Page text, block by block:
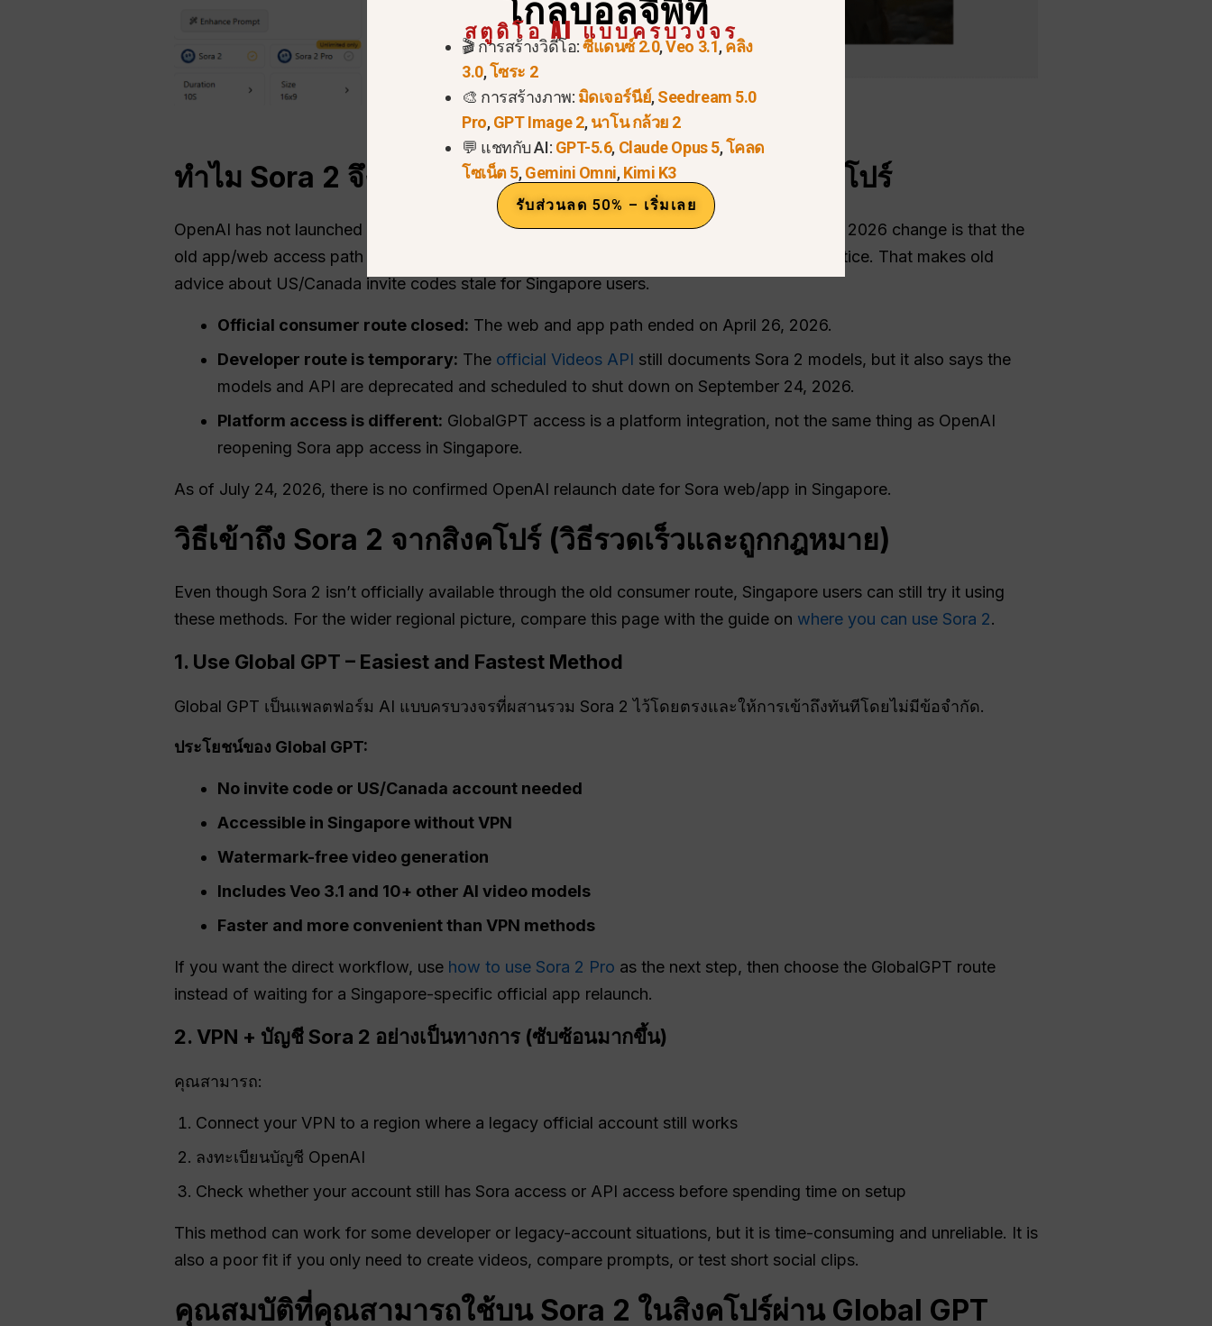
ลองใช้ Sora 2 Pro ตอนนี้ >
ทำไม Sora 2 จึงไม่มีให้บริการอย่างเป็นทางการในสิงคโปร์
OpenAI has not launched a fresh official Sora 2 consumer route for Singapore. The bigger 2026 change is that the
old app/web access path is no longer live at all, according to OpenAI’s discontinuation notice. That makes old
advice about US/Canada invite codes stale for Singapore users.
Official consumer route closed: The web and app path ended on April 26, 2026.
Developer route is temporary: The official Videos API still documents Sora 2 models, but it also says the
models and API are deprecated and scheduled to shut down on September 24, 2026.
Platform access is different: GlobalGPT access is a platform integration, not the same thing as OpenAI
reopening Sora app access in Singapore.
As of July 24, 2026, there is no confirmed OpenAI relaunch date for Sora web/app in Singapore.
วิธีเข้าถึง Sora 2 จากสิงคโปร์ (วิธีรวดเร็วและถูกกฎหมาย)
Even though Sora 2 isn’t officially available through the old consumer route, Singapore users can still try it using
these methods. For the wider regional picture, compare this page with the guide on where you can use Sora 2.
1. Use Global GPT – Easiest and Fastest Method
Global GPT เป็นแพลตฟอร์ม AI แบบครบวงจรที่ผสานรวม Sora 2 ไว้โดยตรงและให้การเข้าถึงทันทีโดยไม่มีข้อจำกัด.
ประโยชน์ของ Global GPT:
No invite code or US/Canada account needed
Accessible in Singapore without VPN
Watermark-free video generation
Includes Veo 3.1 and 10+ other AI video models
Faster and more convenient than VPN methods
If you want the direct workflow, use how to use Sora 2 Pro as the next step, then choose the GlobalGPT route
instead of waiting for a Singapore-specific official app relaunch.
2. VPN + บัญชี Sora 2 อย่างเป็นทางการ (ซับซ้อนมากขึ้น)
คุณสามารถ:
Connect your VPN to a region where a legacy official account still works
ลงทะเบียนบัญชี OpenAI
Check whether your account still has Sora access or API access before spending time on setup
This method can work for some developer or legacy-account situations, but it is time-consuming and unreliable. It is
also a poor fit if you only need to create videos, compare prompts, or test short social clips.
คุณสมบัติที่คุณสามารถใช้บน Sora 2 ในสิงคโปร์ผ่าน Global GPT
โกลบอลจีพีที
สตูดิโอ AI แบบครบวงจร
🎬 การสร้างวิดีโอ:ซีแดนซ์ 2.0,Veo 3.1,คลิง
3.0,โซระ 2
🎨 การสร้างภาพ: มิดเจอร์นีย์,Seedream 5.0
Pro,GPT Image 2,นาโน กล้วย 2
💬 แชทกับ AI: GPT-5.6, Claude Opus 5,โคลด
โซเน็ต 5,Gemini Omni,Kimi K3
รับส่วนลด 50% – เริ่มเลย